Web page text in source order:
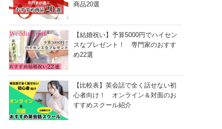
商品20選
【結婚祝い】予算5000円でハイセン
スなプレゼント！ 専門家のおすす
め22選
【比較表】英会話で全く話せない初
心者向け！ オンライン＆対面のお
すすめスクール紹介